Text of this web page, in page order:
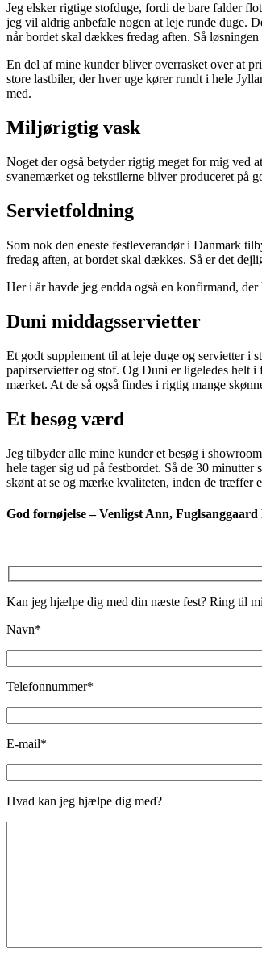
Jeg elsker rigtige stofduge, fordi de bare falder
jeg vil aldrig anbefale nogen at leje runde duge.
når bordet skal dækkes fredag aften. Så
En del af mine kunder bliver overrasket over at
store lastbiler, der hver uge kører rundt i hele
med.
Miljørigtig vask
Noget der også betyder rigtig meget for mig ved
svanemærket og tekstilerne bliver produceret på
Servietfoldning
Som nok den eneste festleverandør i Danmark
fredag aften, at bordet skal dækkes. Så er det
Her i år havde jeg endda også en konfirmand,
Duni middagsservietter
Et godt supplement til at leje duge og servietter i
papirservietter og stof. Og Duni er ligeledes helt
mærket. At de så også findes i rigtig mange
Et besøg værd
Jeg tilbyder alle mine kunder et besøg i
hele tager sig ud på festbordet. Så de 30
skønt at se og mærke kvaliteten, inden de træffer
God fornøjelse – Venligst Ann,
Kan jeg hjælpe dig med din næste fest? Ring til
Navn*
Telefonnummer*
E-mail*
Hvad kan jeg hjælpe dig med?